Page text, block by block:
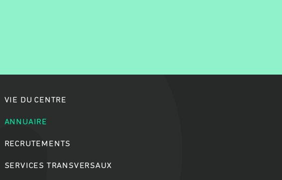
VIE DU CENTRE
ANNUAIRE
RECRUTEMENTS
SERVICES TRANSVERSAUX